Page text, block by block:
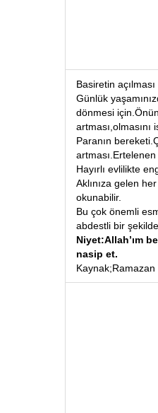
Basiretin
Günlük
dönmesi
artması,olmasını
Paranın
Hayırlı evlilikte
Aklınıza gelen
okunabilir.
Bu çok önemli
abdestli bir
Niyet:Allah’ım
nasip et.